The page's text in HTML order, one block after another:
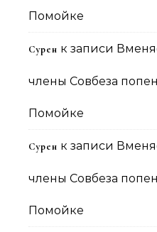
Помойке
Сурен к записи
члены Совбеза
Помойке
Сурен к записи
члены Совбеза
Помойке